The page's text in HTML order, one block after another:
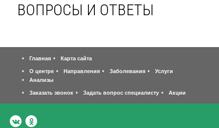
ВОПРОСЫ И ОТВЕТЫ
Главная
Карта сайта
О центре
Направления Заболевания
Услуги
Анализы
Заказать звонок
Задать вопрос специалисту Акции